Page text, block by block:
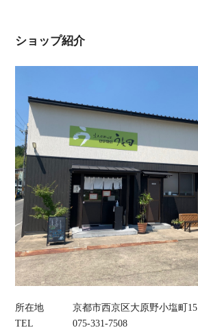
ショップ紹介
所在地
京都市西京区大原野小塩町15
TEL
075‐331‐7508